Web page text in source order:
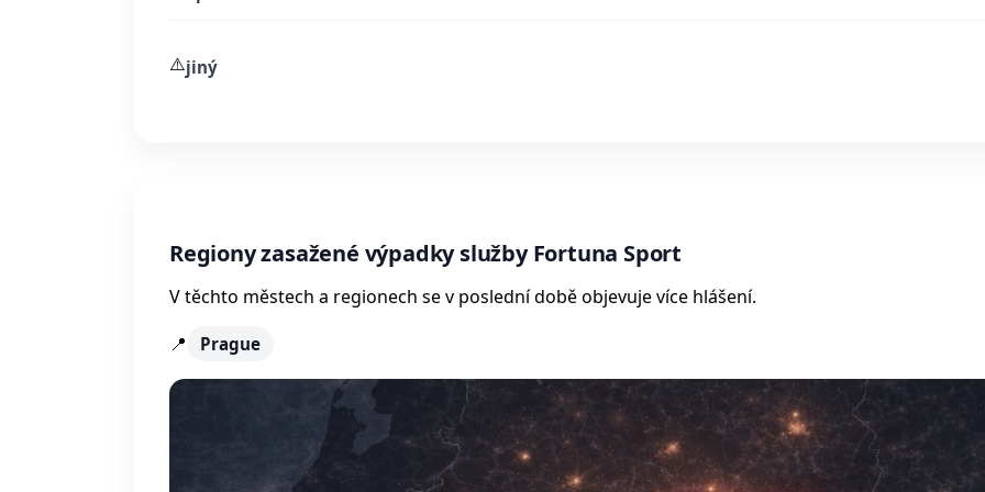
⚠️jiný
Regiony zasažené výpadky služby Fortuna Sport
V těchto městech a regionech se v poslední době objevuje více hlášení.
📍
Prague